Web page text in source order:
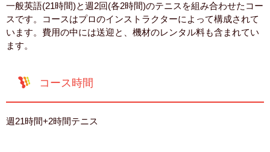
一般英語(21時間)と週2回(各2時間)のテニスを組み合わせたコー
スです。コースはプロのインストラクターによって構成されて
います。費用の中には送迎と、機材のレンタル料も含まれてい
ます。
コース時間
週21時間+2時間テニス